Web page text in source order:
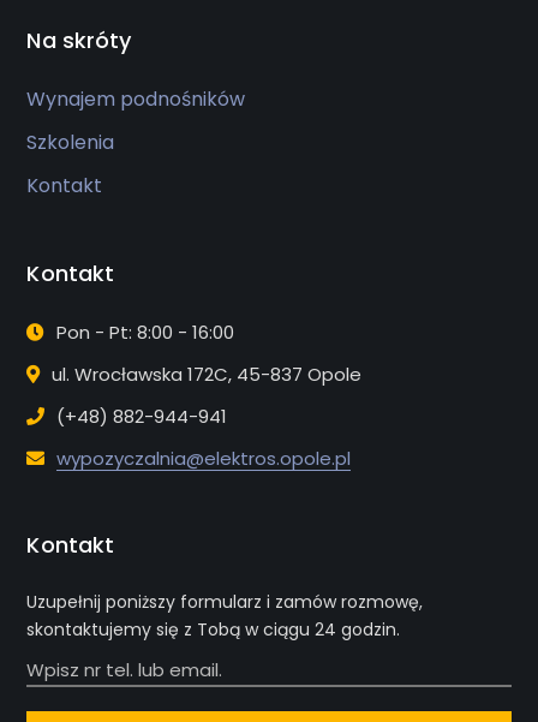
Na skróty
Wynajem podnośników
Szkolenia
Kontakt
Kontakt
Pon - Pt: 8:00 - 16:00
ul. Wrocławska 172C, 45-837 Opole
(+48) 882-944-941
wypozyczalnia@elektros.opole.pl
Kontakt
Uzupełnij poniższy formularz i zamów rozmowę,
skontaktujemy się z Tobą w ciągu 24 godzin.